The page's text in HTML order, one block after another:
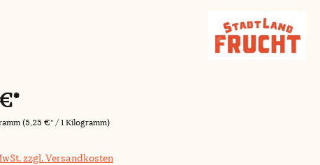
(5,25 €* / 1 Kilogramm)
zzgl. Versandkosten